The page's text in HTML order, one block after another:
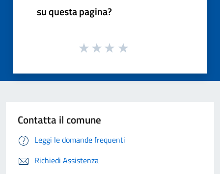
su questa pagina?
Contatta il comune
Leggi le domande frequenti
Richiedi Assistenza